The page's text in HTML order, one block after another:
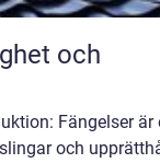
Fängelser är
och